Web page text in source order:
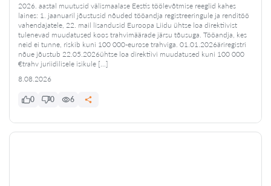
2026. aastal muutusid välismaalase Eestis töölevõtmise reeglid kahes
laines: 1. jaanuaril jõustusid nõuded tööandja registreeringule ja renditöö
vahendajatele, 22. mail lisandusid Euroopa Liidu ühtse loa direktiivist
tulenevad muudatused koos trahvimäärade järsu tõusuga. Tööandja, kes
neid ei tunne, riskib kuni 100 000-eurose trahviga. 01.01.2026äriregistri
nõue jõustub 22.05.2026ühtse loa direktiivi muudatused kuni 100 000
€trahv juriidilisele isikule […]
8.08.2026
0 0 6